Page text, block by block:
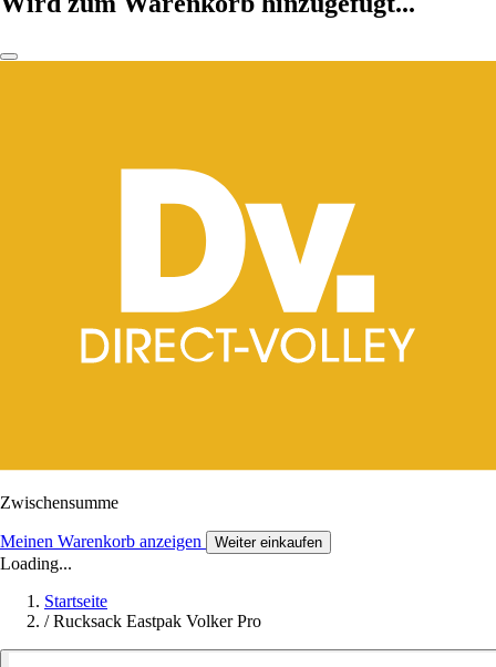
Zwischensumme
Meinen Warenkorb anzeigen Weiter einkaufen
Loading...
Startseite
/ Rucksack Eastpak Volker Pro